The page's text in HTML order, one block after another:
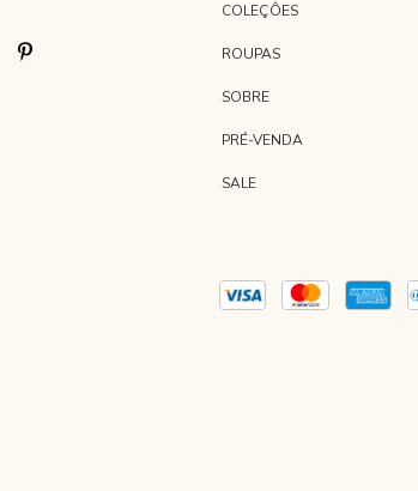
COLEÇÔES
ROUPAS
SOBRE
PRÉ-VENDA
SALE